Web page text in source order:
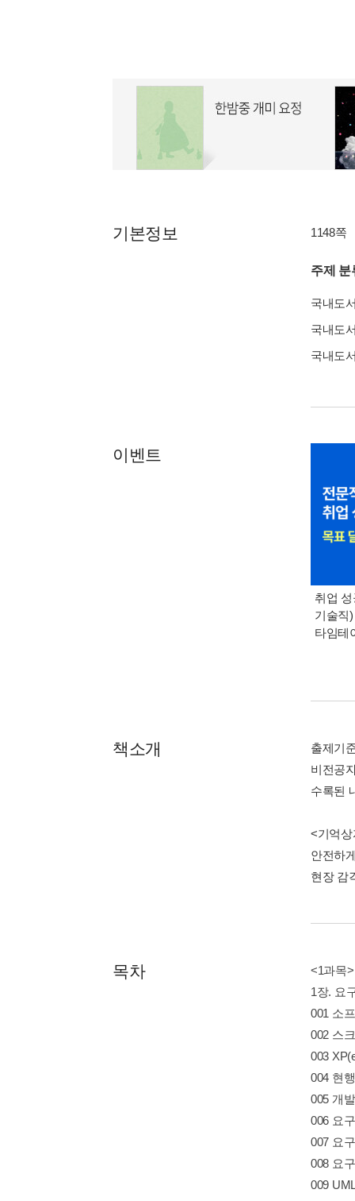
기본정보 1148쪽
주제 분
국내도
국내도
국내도
이벤트
취업 성
기술직
타임테
책소개
출제기
비전공
수록된
<기억상
안전하
현장 감
목차
<1과목
1장. 요
001 소
002 스
003
004 현
005 개
006 요
007 요
008 요
009